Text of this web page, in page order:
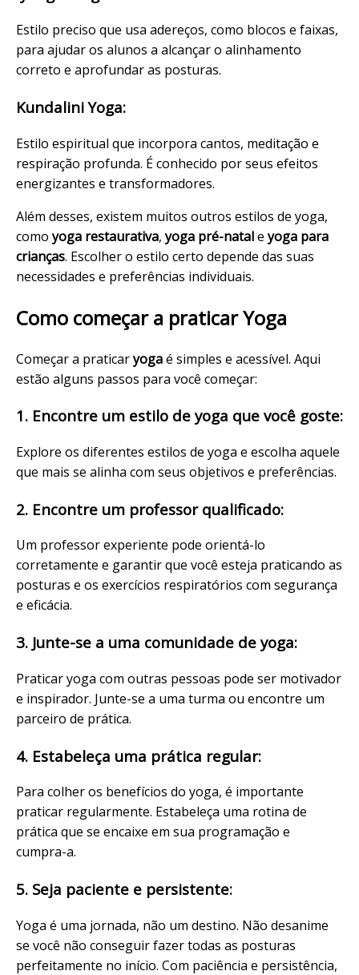
Estilo preciso que usa adereços, como blocos e faixas,
para ajudar os alunos a alcançar o alinhamento
correto e aprofundar as posturas.
Kundalini Yoga:
Estilo espiritual que incorpora cantos, meditação e
respiração profunda. É conhecido por seus efeitos
energizantes e transformadores.
Além desses, existem muitos outros estilos de yoga,
comoyoga restaurativa,yoga pré-nataleyoga para
crianças. Escolher o estilo certo depende das suas
necessidades e preferências individuais.
Como começar a praticar Yoga
Começar a praticaryogaé simples e acessível. Aqui
estão alguns passos para você começar:
1. Encontre um estilo de yoga que você goste:
Explore os diferentes estilos de yoga e escolha aquele
que mais se alinha com seus objetivos e preferências.
2. Encontre um professor qualificado:
Um professor experiente pode orientá-lo
corretamente e garantir que você esteja praticando as
posturas e os exercícios respiratórios com segurança
e eficácia.
3. Junte-se a uma comunidade de yoga:
Praticar yoga com outras pessoas pode ser motivador
e inspirador. Junte-se a uma turma ou encontre um
parceiro de prática.
4. Estabeleça uma prática regular:
Para colher os benefícios do yoga, é importante
praticar regularmente. Estabeleça uma rotina de
prática que se encaixe em sua programação e
cumpra-a.
5. Seja paciente e persistente:
Yoga é uma jornada, não um destino. Não desanime
se você não conseguir fazer todas as posturas
perfeitamente no início. Com paciência e persistência,